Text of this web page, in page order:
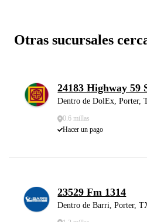
Otras sucursales
24183 Highway 59
Dentro de DolEx, Porter,
0.6 millas
Hacer un pago
23529 Fm 1314
Dentro de Barri, Porter,